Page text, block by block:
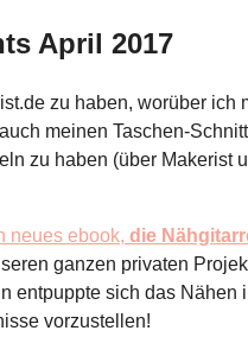
April 2017
zu haben, worüber ich
meinen Taschen-Schnitt
zu haben (über Makerist
neues ebook, die
ganzen privaten
entpuppte sich das
vorzustellen!